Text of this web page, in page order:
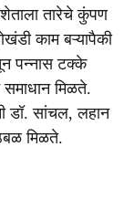
तारेचे कुंपण
काम बऱ्यापैकी
पन्नास टक्के
समाधान मिळते.
डॉ. सांचल, लहान
मिळते.